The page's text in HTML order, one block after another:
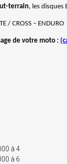
terrain, les
/ CROSS – ENDURO
de votre moto :
à 4
à 6